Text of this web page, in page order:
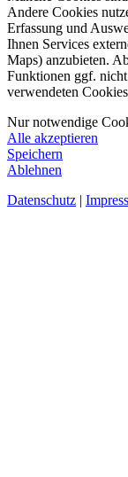
Andere Cookies
Erfassung und
Ihnen Services
Maps) anzubieten.
Funktionen ggf.
verwendeten
Nur notwendige
Alle akzeptieren
Speichern
Ablehnen
Datenschutz |